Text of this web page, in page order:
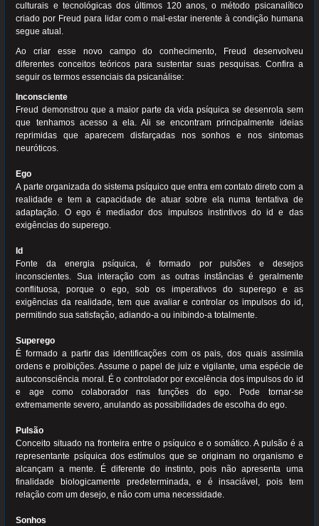
culturais e tecnológicas dos últimos 120 anos, o método psicanalítico
criado por Freud para lidar com o mal-estar inerente à condição humana
segue atual.
Ao criar esse novo campo do conhecimento, Freud desenvolveu
diferentes conceitos teóricos para sustentar suas pesquisas. Confira a
seguir os termos essenciais da psicanálise:
Inconsciente
Freud demonstrou que a maior parte da vida psíquica se desenrola sem
que tenhamos acesso a ela. Ali se encontram principalmente ideias
reprimidas que aparecem disfarçadas nos sonhos e nos sintomas
neuróticos.
Ego
A parte organizada do sistema psíquico que entra em contato direto com a
realidade e tem a capacidade de atuar sobre ela numa tentativa de
adaptação. O ego é mediador dos impulsos instintivos do id e das
exigências do superego.
Id
Fonte da energia psíquica, é formado por pulsões e desejos
inconscientes. Sua interação com as outras instâncias é geralmente
conflituosa, porque o ego, sob os imperativos do superego e as
exigências da realidade, tem que avaliar e controlar os impulsos do id,
permitindo sua satisfação, adiando-a ou inibindo-a totalmente.
Superego
É formado a partir das identificações com os pais, dos quais assimila
ordens e proibições. Assume o papel de juiz e vigilante, uma espécie de
autoconsciência moral. É o controlador por excelência dos impulsos do id
e age como colaborador nas funções do ego. Pode tornar-se
extremamente severo, anulando as possibilidades de escolha do ego.
Pulsão
Conceito situado na fronteira entre o psíquico e o somático. A pulsão é a
representante psíquica dos estímulos que se originam no organismo e
alcançam a mente. É diferente do instinto, pois não apresenta uma
finalidade biologicamente predeterminada, e é insaciável, pois tem
relação com um desejo, e não com uma necessidade.
Sonhos